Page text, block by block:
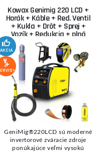
Kowax Genimig 220 LCD +
Horák + Káble + Red. Ventil
+ Kukla + Drôt + Sprej +
Vozík + Redukcia + plná
Fľaša Co2
AKCIA
GeniMig®220LCD sú moderné
invertorové zváracie zdroje
ponúkajúce veľmi vysokú